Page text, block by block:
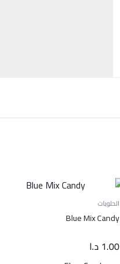
الحلويات
Blue Mix Candy
1.00 د.ا